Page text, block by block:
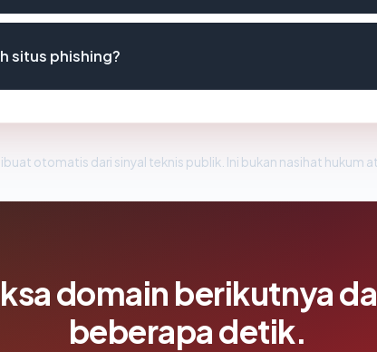
situs phishing?
otomatis dari sinyal teknis publik. Ini bukan nasihat hukum
domain berikutnya
beberapa detik.